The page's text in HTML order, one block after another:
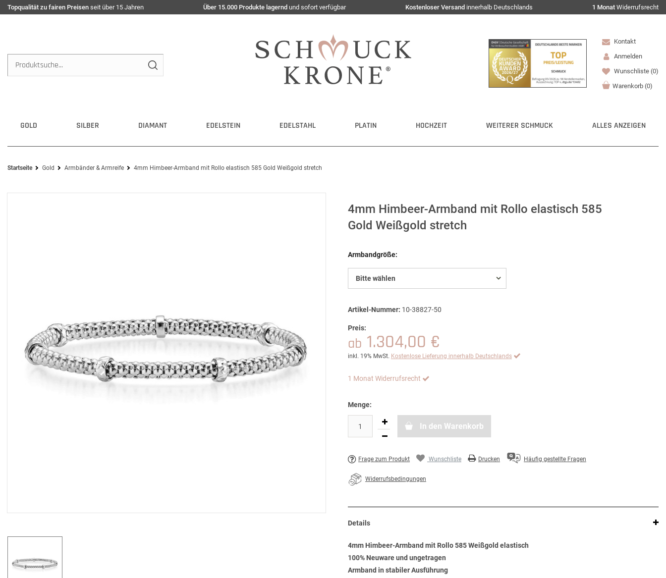
Topqualität zu fairen Preisen seit über 15 Jahren Über 15.000 Produkte lagernd und sofort verfügbar Kostenloser Versand innerhalb Deutschlands 1 Monat Widerrufsrecht
Kontakt
Anmelden
Wunschliste (0)
Warenkorb (0)
GOLD SILBER DIAMANT EDELSTEIN EDELSTAHL PLATIN HOCHZEIT WEITERER SCHMUCK ALLES ANZEIGEN
Startseite Gold Armbänder & Armreife 4mm Himbeer-Armband mit Rollo elastisch 585 Gold Weißgold stretch
4mm Himbeer-Armband mit Rollo elastisch 585
Gold Weißgold stretch
Armbandgröße:
Bitte wählen
Artikel-Nummer: 10-38827-50
Preis:
ab 1.304,00 €
inkl. 19% MwSt. Kostenlose Lieferung innerhalb Deutschlands
1 Monat Widerrufsrecht
Menge:
In den Warenkorb
Frage zum Produkt Wunschliste Drucken Häufig gestellte Fragen
Widerrufsbedingungen
Details
4mm Himbeer-Armband mit Rollo 585 Weißgold elastisch
100% Neuware und ungetragen
Armband in stabiler Ausführung